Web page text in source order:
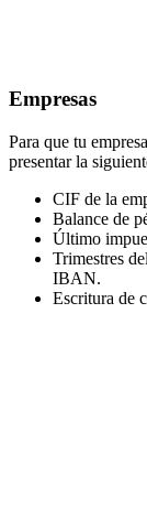
Empresas
Para que tu
presentar la
CIF de la
Balance de
Último
Trimestres
IBAN.
Escritura de